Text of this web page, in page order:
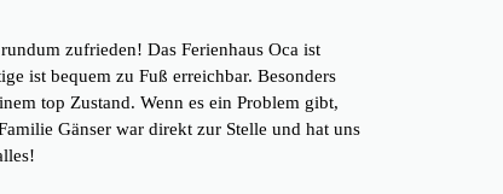
zufrieden! Das Ferienhaus Oca ist
ist bequem zu Fuß erreichbar. Besonders
top Zustand. Wenn es ein Problem gibt,
Gänser war direkt zur Stelle und hat uns